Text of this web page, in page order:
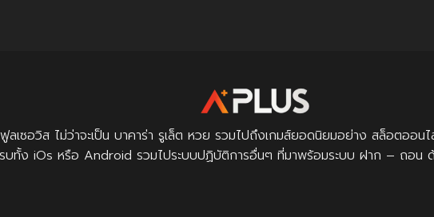
ลเซอวิส ไม่ว่าจะเป็น บาคาร่า รูเล็ต หวย รวมไปถึงเกมส์ยอดนิยมอย่าง สล็อตอ
ทั้ง iOs หรือ Android รวมไประบบปฏิบัติการอื่นๆ ที่มาพร้อมระบบ ฝาก – ถอน ด้ว